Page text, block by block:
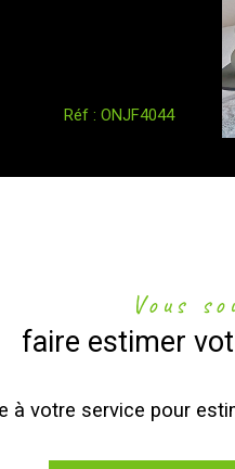
Réf : ONJF4044
Vous
faire estimer
à votre service pour